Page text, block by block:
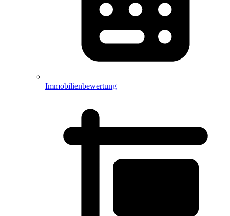
Immobilienbewertung